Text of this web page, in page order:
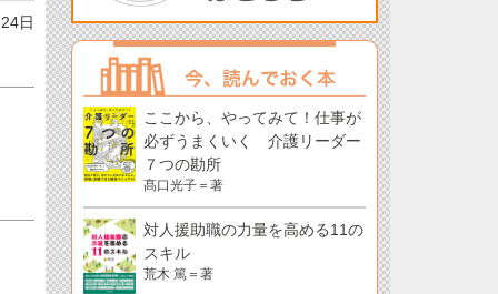
日
ここから、やってみて！仕事が
必ずうまくいく 介護リーダー
７つの勘所
髙口光子＝著
対人援助職の力量を高める11の
スキル
荒木 篤＝著